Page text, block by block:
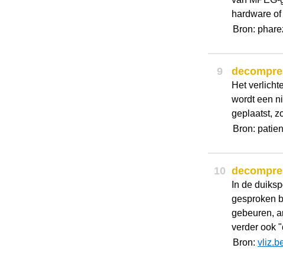
hardware
Bron:
9
Het
wordt een
geplaatst,
Bron:
10
In de
gesproken
gebeuren,
verder ook
Bron: